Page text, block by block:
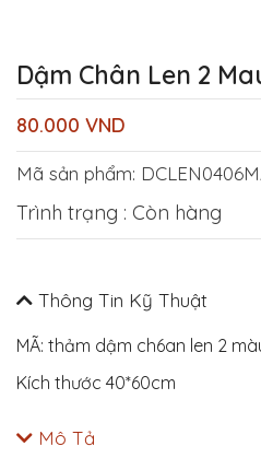
Dậm Chân Len 2
80.000 VND
Mã sản phẩm:
Trình trạng : Còn hàng
Thông Tin Kỹ Thuật
MÃ: thảm dậm ch6an len 2
Kích thước 40*60cm
Mô Tả